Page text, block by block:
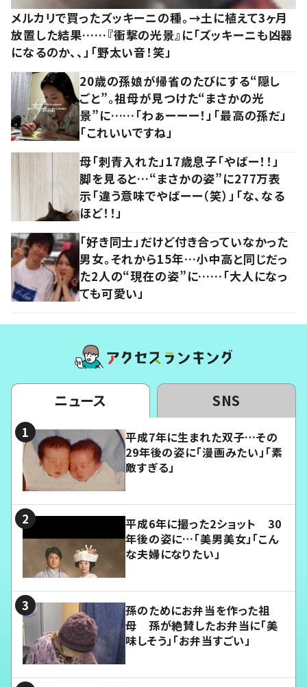
メルカリで買ったズッキーニの種。→土に植えて3ヶ月
放置した結果……『衝撃の光景』に「ズッキーニも凶器
になるのか、、」「野太い音！笑」
20歳の孫娘が帰省のたびにする“隠し
ごと”。祖母が見つけた“まさかの光
景”に……「わぁーーー！」「最高の孫だ」
「これいいですね」
母「刺青入れた」17歳息子「やばー！！」
脚を見ると…“まさかの姿”に277万表
示「違う意味でやばーー（笑）」「な、なる
ほど！！」
「好き同士」だけど付き合っていなかった
男女。それから15年…小中高と同じだっ
た2人の“現在の姿”に……「大人になっ
ても可愛い」
ニュース SNS
平成7年に生まれた双子…その
29年後の姿に「漫画みたい」「素
敵すぎる」
平成6年に撮った2ショット 30
年後の姿に…「美男美女」「こん
な夫婦になりたい」
孫のためにお弁当を作った祖
母 孫が絶賛したお弁当に「美
味しそう」「お弁当すごい」